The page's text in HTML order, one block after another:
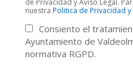
de Privacidad y Aviso Legal.
nuestra Politica de Privacidad y
Consiento el
Ayuntamiento de
normativa RGPD.